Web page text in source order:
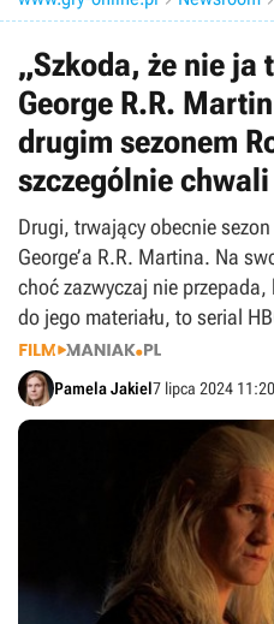
„Szkoda, że nie ja
George R.R.
drugim sezonem
szczególnie
Drugi, trwający obecnie
George’a R.R. Martina. Na
choć zazwyczaj nie
do jego materiału, to serial
Pamela Jakiel7 lipca 2024 11:20